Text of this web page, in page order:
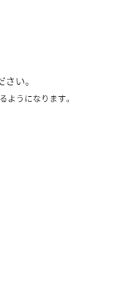
い。
うになります。